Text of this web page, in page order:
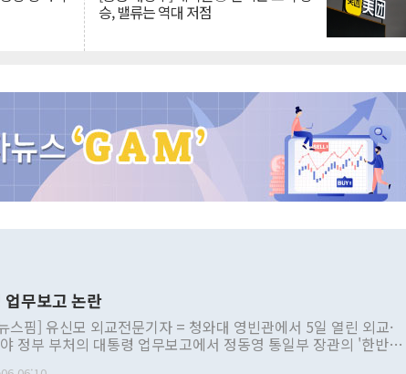
승, 밸류는 역대 저점
업무보고 논란
스핌] 유신모 외교전문기자 = 청와대 영빈관에서 5일 열린 외교·
정부 부처의 대통령 업무보고에서 정동영 통일부 장관의 '한반도